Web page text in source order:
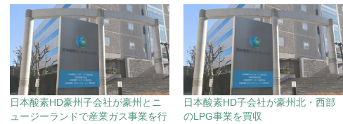
日本酸素HD豪州子会社が豪州とニ
ュージーランドで産業ガス事業を行
日本酸素HD子会社が豪州北・西部
のLPG事業を買収